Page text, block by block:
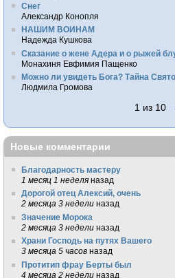
Снег
Александр Конопля
НАШИМ ВОИНАМ
Надежда Кушкова
Сказание о жене Адера и о рыжей
Монахиня Евфимия Пащенко
Можно ли увидеть Бога? Тайна
Людмила Громова
1 из 10
Новые комментарии
Благодарность мастеру
1 месяц 1 неделя назад
Дорогой отец Алексий, очень
2 месяца 3 недели назад
Значение Морока
2 месяца 3 недели назад
Храни Господь на путях Вашего
3 месяца 5 часов назад
Протитип фрау Берты был
4 месяца 2 недели назад